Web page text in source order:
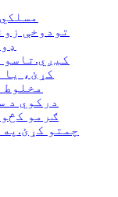
تودوخې
کیږي.تاسو
کړئ، یا
مخلوط
درکوي د
ګرمو
چمتو